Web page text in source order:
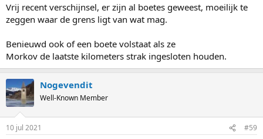
Vrij recent verschijnsel, er zijn al boetes geweest, moeilijk te
zeggen waar de grens ligt van wat mag.
Benieuwd ook of een boete volstaat als ze
Morkov de laatste kilometers strak ingesloten houden.
Nogevendit
Well-Known Member
10 jul 2021 #59